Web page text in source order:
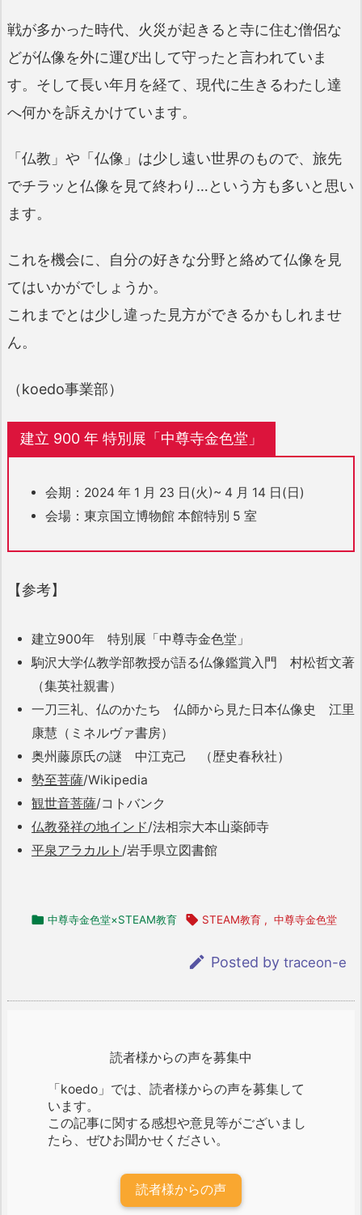
戦が多かった時代、火災が起きると寺に住む僧侶な
どが仏像を外に運び出して守ったと言われていま
す。そして長い年月を経て、現代に生きるわたし達
へ何かを訴えかけています。
「仏教」や「仏像」は少し遠い世界のもので、旅先
でチラッと仏像を見て終わり…という方も多いと思い
ます。
これを機会に、自分の好きな分野と絡めて仏像を見
てはいかがでしょうか。
これまでとは少し違った見方ができるかもしれませ
ん。
（koedo事業部）
建立 900 年 特別展「中尊寺金色堂」
会期：2024 年 1 月 23 日(火)~ 4 月 14 日(日)
会場：東京国立博物館 本館特別 5 室
【参考】
建立900年 特別展「中尊寺金色堂」
駒沢大学仏教学部教授が語る仏像鑑賞入門 村松哲文著
（集英社親書）
一刀三礼、仏のかたち 仏師から見た日本仏像史 江里
康慧（ミネルヴァ書房）
奥州藤原氏の謎 中江克己 （歴史春秋社）
勢至菩薩/Wikipedia
観世音菩薩/コトバンク
仏教発祥の地インド/法相宗大本山薬師寺
平泉アラカルト /岩手県立図書館
 中尊寺金色堂×STEAM教育  STEAM教育 , 中尊寺金色堂
 Posted by traceon-e
読者様からの声を募集中
「koedo」では、読者様からの声を募集して
います。
この記事に関する感想や意見等がございまし
たら、ぜひお聞かせください。
読者様からの声